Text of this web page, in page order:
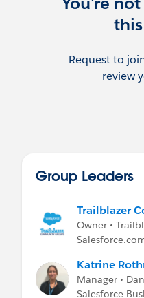
Request to
review
Group Leaders
Trailblazer
Owner •
Katrine
Manager •
Salesforce